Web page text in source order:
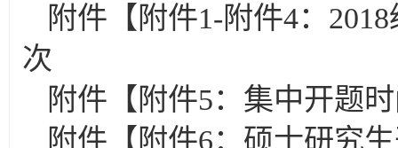
附件【 附件1-附件4：
次
附件【 附件5：集中开题
附件【 附件6：硕士研究